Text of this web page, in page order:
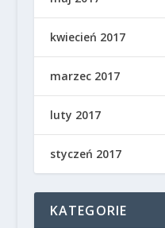
kwiecień 2017
marzec 2017
luty 2017
styczeń 2017
KATEGORIE